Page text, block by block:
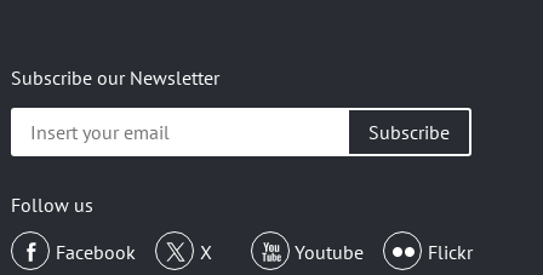
Subscribe our Newsletter
your
Follow us
Facebook
X Youtube Flickr